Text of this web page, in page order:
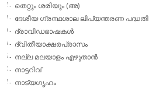
തെറ്റും ശരിയും (അ)
ദേശീയ ഗ്രന്ഥശാല ലിപ്യന്തരണ പദ്ധതി
ദ്രാവിഡഭാഷകള്‍
ദ്വിതീയാക്ഷരപ്രാസം
നല്ല മലയാളം എഴുതാന്‍
നാട്ടറിവ്
നാട്യഗൃഹം